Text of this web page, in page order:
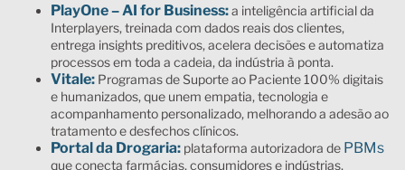
PlayOne – AI for Business:a inteligência artificial da
Interplayers, treinada com dados reais dos clientes,
entrega insights preditivos, acelera decisões e automatiza
processos em toda a cadeia, da indústria à ponta.
Vitale: Programas de Suporte ao Paciente 100% digitais
e humanizados, que unem empatia, tecnologia e
acompanhamento personalizado, melhorando a adesão ao
tratamento e desfechos clínicos.
Portal da Drogaria: plataforma autorizadora de PBMs
que conecta farmácias, consumidores e indústrias,